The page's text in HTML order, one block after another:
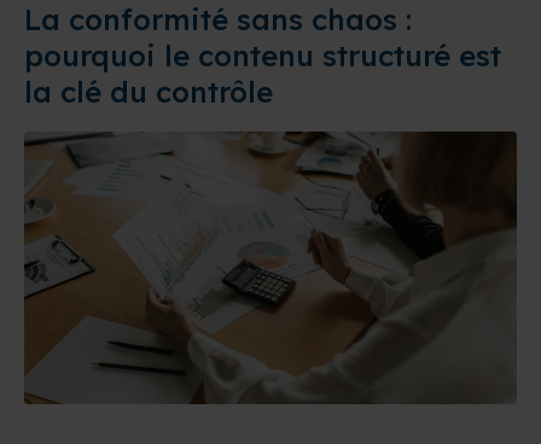
La conformité sans chaos :
pourquoi le contenu structuré est
la clé du contrôle